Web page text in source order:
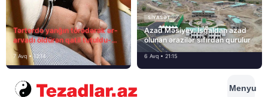
Tərtərdə yanğın törədərək ər-
arvadı öldürən qatil tutuldu-
SON DƏQİQƏ
7 Avq • 12:14
SIYASƏT
Azad Məsiyev: İşğaldan azad
olunan ərazilər sıfırdan qurulur
6 Avq • 21:15
Menyu